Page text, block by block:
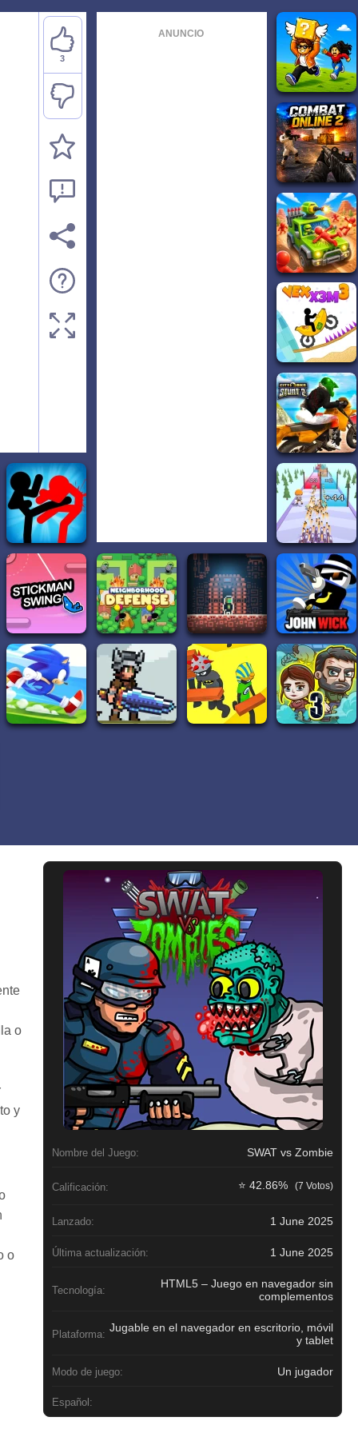
o
y
o
Nombre del Juego: SWAT vs Zombie
Calificación: ⭐ 42.86% (7 Votos)
Lanzado: 1 June 2025
Última actualización: 1 June 2025
Tecnología:
HTML5 – Juego en navegador sin
complementos
Plataforma: Jugable en el navegador en escritorio, móvil
y tablet
Modo de juego: Un jugador
Español:
3
ANUNCIO